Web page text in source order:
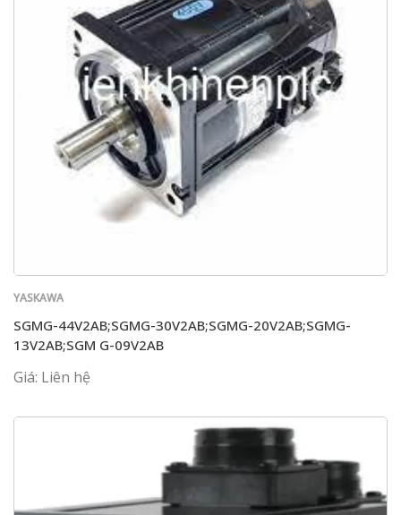
YASKAWA
SGMG-44V2AB;SGMG-30V2AB;SGMG-20V2AB;SGMG-
13V2AB;SGM G-09V2AB
Giá: Liên hệ